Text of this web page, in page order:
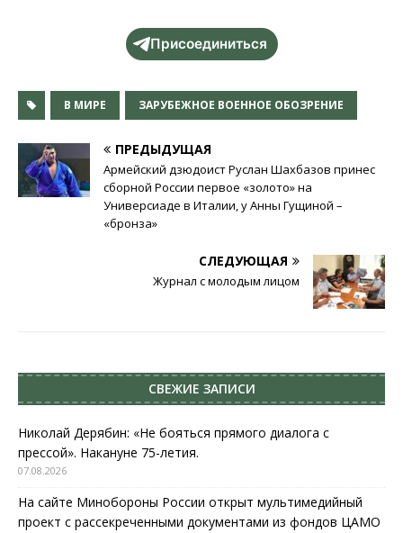
Присоединиться
В МИРЕ ЗАРУБЕЖНОЕ ВОЕННОЕ ОБОЗРЕНИЕ
ПРЕДЫДУЩАЯ
Армейский дзюдоист Руслан Шахбазов принес
сборной России первое «золото» на
Универсиаде в Италии, у Анны Гущиной –
«бронза»
СЛЕДУЮЩАЯ
Журнал с молодым лицом
СВЕЖИЕ ЗАПИСИ
Николай Дерябин: «Не бояться прямого диалога с
прессой». Накануне 75-летия.
07.08.2026
На сайте Минобороны России открыт мультимедийный
проект с рассекреченными документами из фондов ЦАМО